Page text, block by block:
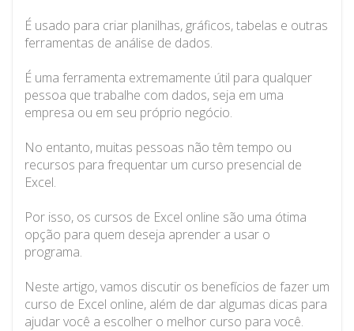
É usado para criar planilhas, gráficos, tabelas e outras
ferramentas de análise de dados.
É uma ferramenta extremamente útil para qualquer
pessoa que trabalhe com dados, seja em uma
empresa ou em seu próprio negócio.
No entanto, muitas pessoas não têm tempo ou
recursos para frequentar um curso presencial de
Excel.
Por isso, os cursos de Excel online são uma ótima
opção para quem deseja aprender a usar o
programa.
Neste artigo, vamos discutir os benefícios de fazer um
curso de Excel online, além de dar algumas dicas para
ajudar você a escolher o melhor curso para você.